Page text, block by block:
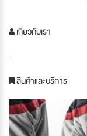
เกี่ยวกับเรา
-
สินค้าและบริการ